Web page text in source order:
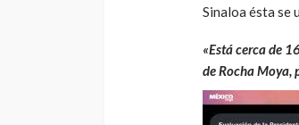
Sinaloa ésta se
«Está cerca de
de Rocha Moya,